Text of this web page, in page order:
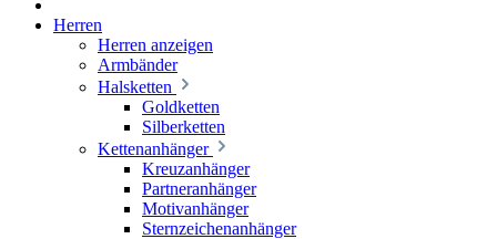
Herren
Herren anzeigen
Armbänder
Halsketten
Goldketten
Silberketten
Kettenanhänger
Kreuzanhänger
Partneranhänger
Motivanhänger
Sternzeichenanhänger